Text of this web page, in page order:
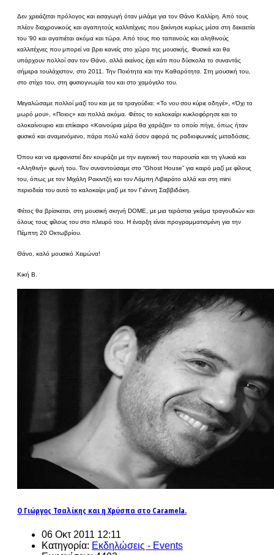
Δεν χρειάζεται πρόλογος και εισαγωγή όταν μιλάμε για τον Θάνο Καλλίρη. Από τους
πλέον διαχρονικούς και αγαπητούς καλλιτέχνες που ξεκίνησε κυρίως μέσα στη δεκαετία
του ’90 και αγαπιέται ακόμα και τώρα. Από τους πιο ταπεινούς και αληθινούς
καλλιτέχνες που μπορεί να βρει κανείς στο χώρο της μουσικής. Φυσικά και θα
υπάρχουν πολλοί σαν τον Θάνο, αλλά εκείνος έχει κάτι που δύσκολα το συναντάς
σήμερα τουλάχιστον, στο 2011. Την Ποιότητα και την Καθαρότητα. Στη μουσική του,
στο στίχο του, στη φυσιογνωμία του και στο χαμόγελο του.
Μεγαλώσαμε πολλοί μαζί του και με τα τραγούδια: «Το νου σου κύριε οδηγέ», «Όχι το
μωρό μου», «Ποιος» και πολλά ακόμα. Φέτος το καλοκαίρι κυκλοφόρησε και το
ολοκαίνουριο και επίκαιρο «Καινούρια μέρα θα χαράζει» το οποίο πήγε, όπως ήταν
φυσικό και αναμενόμενο, πάρα πολύ καλά όσον αφορά τις ραδιοφωνικές μεταδόσεις.
Όπου και να εμφανιστεί δεν κουράζει με την ευγενική του παρουσία και τη γλυκιά και
«Αληθινή» φωνή του. Τον συναντούσαμε στο “Ghost House” για καιρό μαζί με φίλους
του, όπως με τον Μιχάλη Ρακιντζή και τον Λάμπη Λιβιεράτο αλλά και στη mini
περιοδεία του αυτό το καλοκαίρι μαζί με τον Γιάννη Σαββιδάκη.
Φέτος θα βρίσκεται, στη μουσική σκηνή DOME, με μια τεράστια γκάμα τραγουδιών και
όλους τους φίλους του στο πλευρό του. Η έναρξη είναι προγραμματισμένη για την
Πέμπτη 20 Οκτωβρίου.
Θάνο, καλό μουσικό Χειμώνα!
Κική Β.
Ο Γιώργος Τσαλίκης και η Χρύσπα στο Caramela.
06 Οκτ 2011 12:11
Κατηγορία: Εκδηλώσεις - Events